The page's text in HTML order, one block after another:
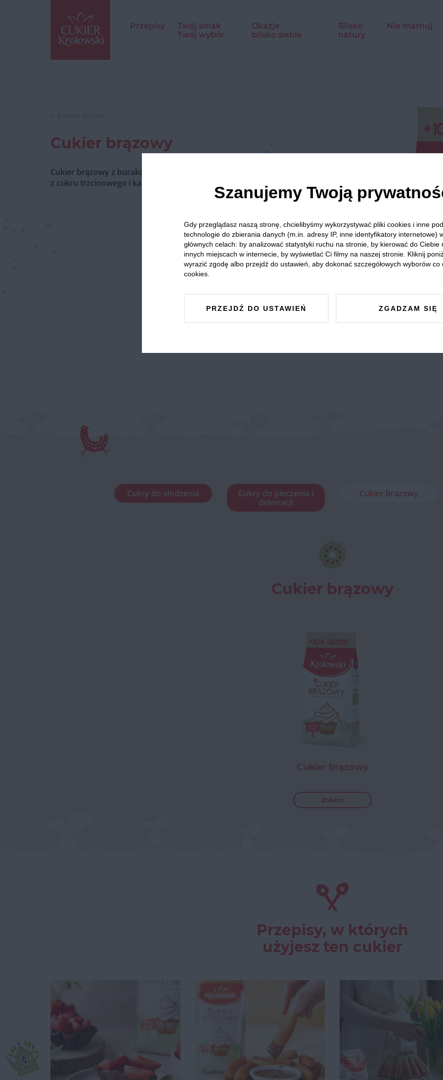
Przepisy
Twój smak
Twój wybór
Okazje
blisko siebie
Blisko
natury
Nie marnuj
Cukier brązowy
Cukier brązowy z buraków cukrowych, wzbogacony syropem
z cukru trzcinowego i karmelem. W opakowaniu 550 g.
Cukry do słodzenia
Cukry do pieczenia i
dekoracji
Cukier brązowy
Cukier brązowy
Cukier brązowy
Zobacz
Przepisy, w których
użyjesz ten cukier
Szanujemy Twoją
Gdy przeglądasz naszą stronę, chcielibyśmy wykorzystywać pliki cookies i inne
technologie do zbierania danych (m.in. adresy IP, inne identyfikatory internetowe)
głównych celach: by analizować statystyki ruchu na stronie, by kierować do Ciebie
innych miejscach w internecie, by wyświetlać Ci filmy na naszej stronie. Kliknij
wyrazić zgodę albo przejdź do ustawień, aby dokonać szczegółowych wyborów co
cookies.
PRZEJDŹ DO USTAWIEŃ ZGADZAM SIĘ